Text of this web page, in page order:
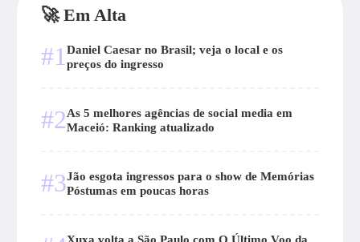
🚀 Em Alta
#1 Daniel Caesar no Brasil; veja o local e os
preços do ingresso
#2As 5 melhores agências de social media em
Maceió: Ranking atualizado
#3Jão esgota ingressos para o show de Memórias
Póstumas em poucas horas
Xuxa volta a São Paulo com O Último Voo da